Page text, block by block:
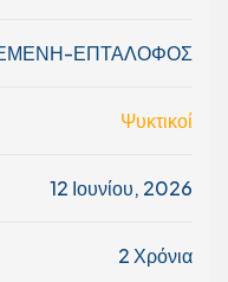
ΕΠΤΑΛΟΦΟΣ
Ψυκτικοί
12 Ιουνίου, 2026
2 Χρόνια